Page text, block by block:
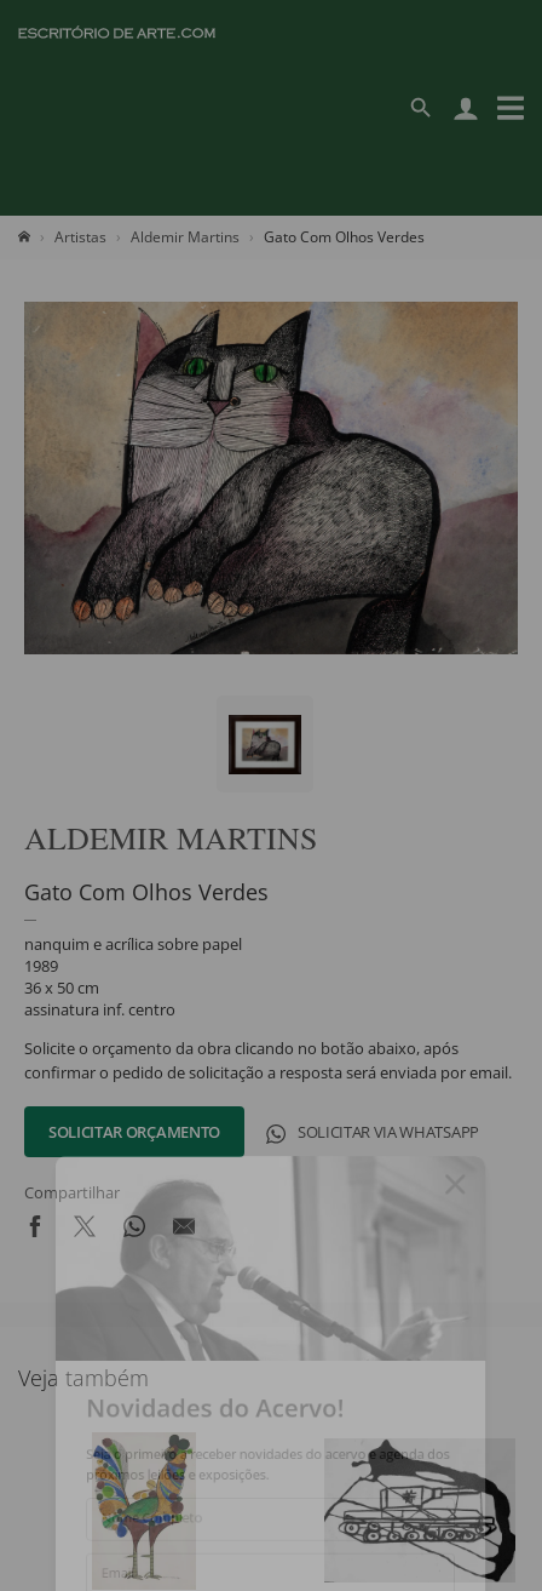
Artistas Aldemir Martins Gato Com Olhos Verdes
ALDEMIR MARTINS
Gato Com Olhos Verdes
nanquim e acrílica sobre papel
1989
36 x 50 cm
assinatura inf. centro
Solicite o orçamento da obra clicando no botão abaixo, após
confirmar o pedido de solicitação a resposta será enviada por email.
SOLICITAR ORÇAMENTO SOLICITAR VIA WHATSAPP
Compartilhar
Veja também
Novidades do Acervo!
Seja o primeiro a receber novidades do acervo e agenda dos
próximos leilões e exposições.
Nome Completo